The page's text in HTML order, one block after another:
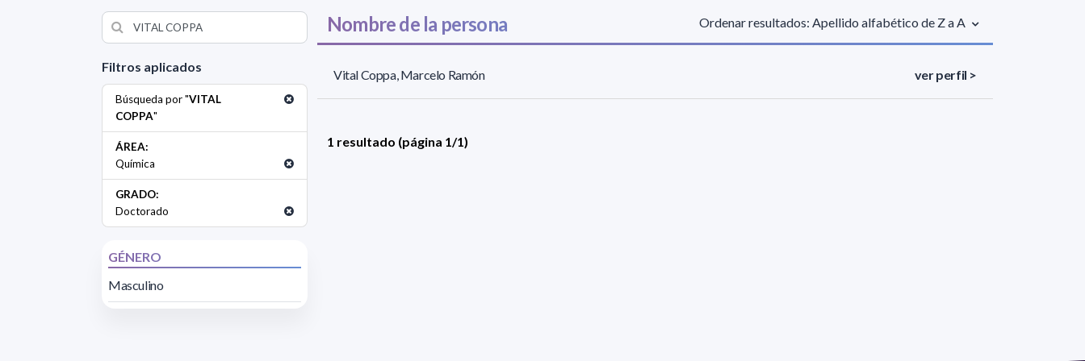
Filtros aplicados
Búsqueda por "VITAL
COPPA"
ÁREA:
Química
GRADO:
Doctorado
GÉNERO
Masculino
Nombre de la persona Ordenar resultados: Apellido alfabético de Z a A
Vital Coppa, Marcelo Ramón ver perfil >
1 resultado (página 1/1)